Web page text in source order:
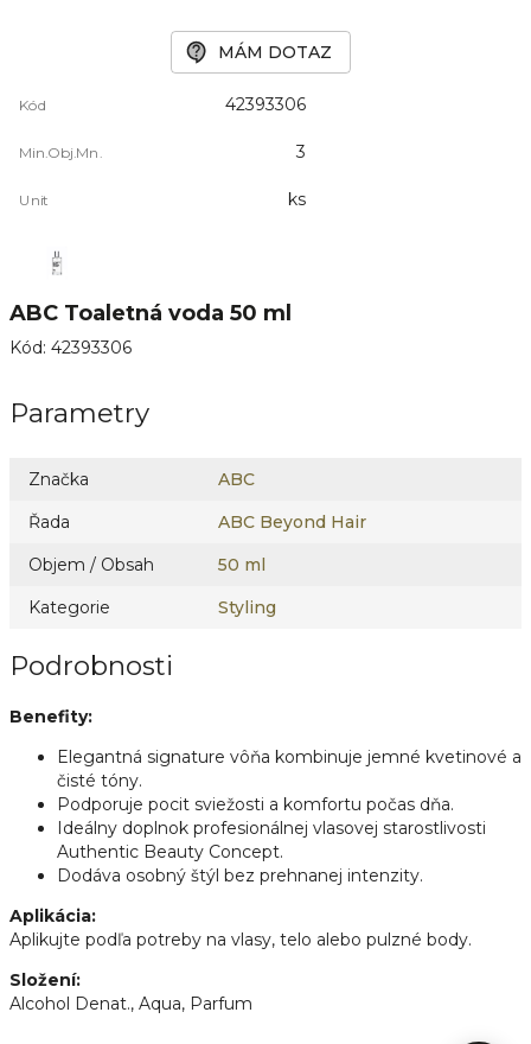
Kód 42393306
Min.Obj.Mn. 3
Unit ks
MÁM DOTAZ
ABC Toaletná voda 50 ml
Kód: 42393306
Parametry
Značka
ABC
Řada
ABC Beyond Hair
Objem / Obsah
50 ml
Kategorie
Styling
Podrobnosti
Benefity:
Elegantná signature vôňa kombinuje jemné kvetinové a
čisté tóny.
Podporuje pocit sviežosti a komfortu počas dňa.
Ideálny doplnok profesionálnej vlasovej starostlivosti
Authentic Beauty Concept.
Dodáva osobný štýl bez prehnanej intenzity.
Aplikácia:
Aplikujte podľa potreby na vlasy, telo alebo pulzné body.
Složení:
Alcohol Denat., Aqua, Parfum